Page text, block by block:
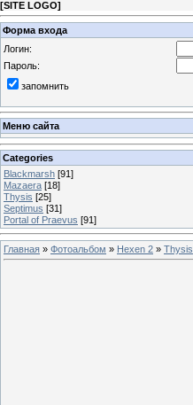
[SITE LOGO]
Форма входа
Логин:
Пароль:
запомнить
Меню сайта
Categories
Blackmarsh [91]
Mazaera [18]
Thysis [25]
Septimus [31]
Portal of Praevus [91]
Главная » Фотоальбом » Hexen 2 » Thysis